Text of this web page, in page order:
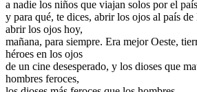
a nadie los niños que viajan solos por el
y para qué, te dices, abrir los ojos al país de
abrir los ojos hoy,
mañana, para siempre. Era mejor Oeste,
héroes en los ojos
de un cine desesperado, y los dioses que
hombres feroces,